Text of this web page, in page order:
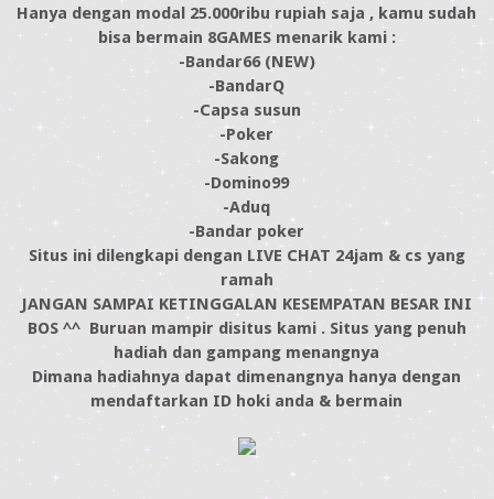
Hanya dengan modal 25.000ribu rupiah saja , kamu sudah
bisa bermain 8GAMES menarik kami :
-Bandar66 (NEW)
-BandarQ
-Capsa susun
-Poker
-Sakong
-Domino99
-Aduq
-Bandar poker
Situs ini dilengkapi dengan LIVE CHAT 24jam & cs yang
ramah
JANGAN SAMPAI KETINGGALAN KESEMPATAN BESAR INI
BOS ^^ Buruan mampir disitus kami . Situs yang penuh
hadiah dan gampang menangnya
Dimana hadiahnya dapat dimenangnya hanya dengan
mendaftarkan ID hoki anda & bermain